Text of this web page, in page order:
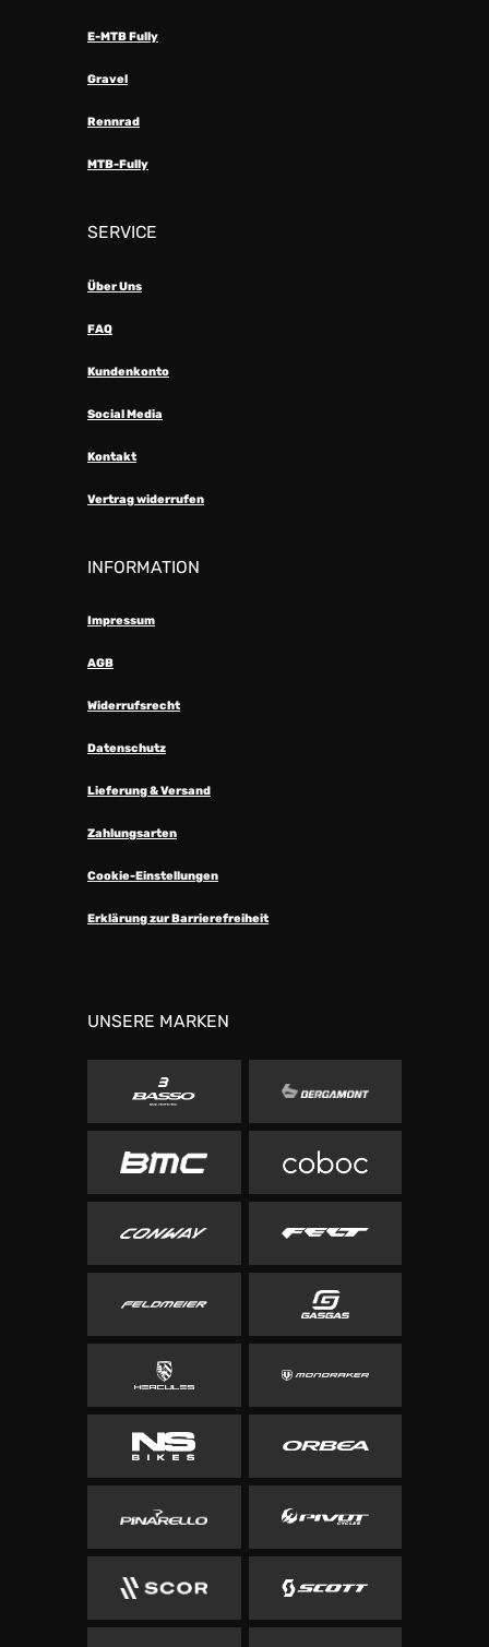
E-MTB Fully
Gravel
Rennrad
MTB-Fully
SERVICE
Über Uns
FAQ
Kundenkonto
Social Media
Kontakt
Vertrag widerrufen
INFORMATION
Impressum
AGB
Widerrufsrecht
Datenschutz
Lieferung & Versand
Zahlungsarten
Cookie-Einstellungen
Erklärung zur Barrierefreiheit
UNSERE MARKEN